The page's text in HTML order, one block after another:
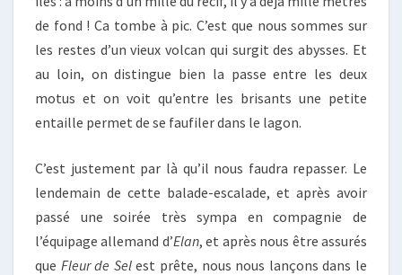
de fond ! Ca tombe à pic. C’est que nous sommes sur
les restes d’un vieux volcan qui surgit des abysses. Et
au loin, on distingue bien la passe entre les deux
motus et on voit qu’entre les brisants une petite
entaille permet de se faufiler dans le lagon.
C’est justement par là qu’il nous faudra repasser. Le
lendemain de cette balade-escalade, et après avoir
passé une soirée très sympa en compagnie de
l’équipage allemand d’Elan, et après nous être assurés
que Fleur de Selest prête, nous nous lançons dans le